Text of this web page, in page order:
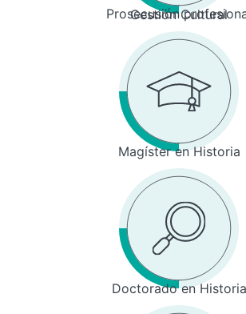
Prosecusión
Gestión Cultural
Magíster en Historia
Doctorado en Historia